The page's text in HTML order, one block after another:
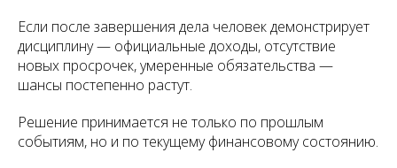
Если после завершения дела человек демонстрирует
дисциплину — официальные доходы, отсутствие
новых просрочек, умеренные обязательства —
шансы постепенно растут.
Решение принимается не только по прошлым
событиям, но и по текущему финансовому состоянию.